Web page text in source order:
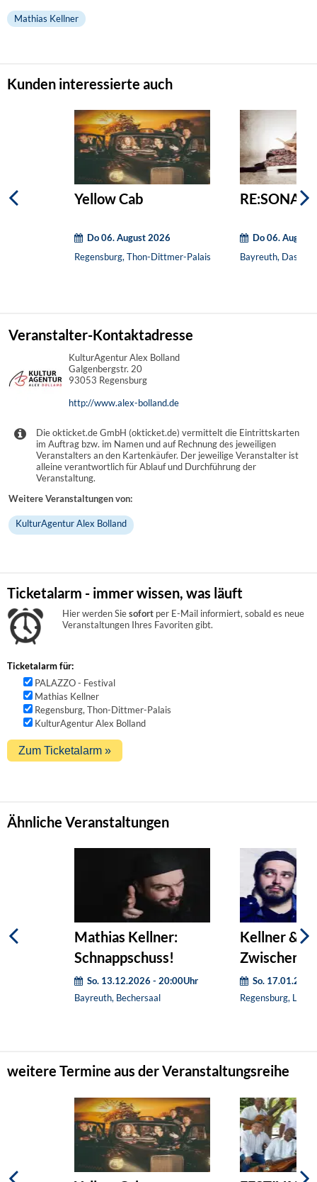
Mathias Kellner
Kunden interessierte auch
Yellow Cab
Do 06. August 2026
Regensburg, Thon-Dittmer-Palais
Do 06. August
Bayreuth, Das
Veranstalter-Kontaktadresse
KulturAgentur Alex Bolland
Galgenbergstr. 20
93053 Regensburg
http://www.alex-bolland.de
Die okticket.de GmbH (okticket.de) vermittelt die Eintrittskarten
im Auftrag bzw. im Namen und auf Rechnung des jeweiligen
Veranstalters an den Kartenkäufer. Der jeweilige Veranstalter ist
alleine verantwortlich für Ablauf und Durchführung der
Veranstaltung.
Weitere Veranstaltungen von:
KulturAgentur Alex Bolland
Ticketalarm - immer wissen, was läuft
Hier werden Siesofort per E-Mail informiert, sobald es neue
Veranstaltungen Ihres Favoriten gibt.
Ticketalarm für:
PALAZZO - Festival
Mathias Kellner
Regensburg, Thon-Dittmer-Palais
KulturAgentur Alex Bolland
Ähnliche Veranstaltungen
Mathias Kellner:
Schnappschuss!
So. 13.12.2026 - 20:00Uhr
Bayreuth, Bechersaal
Kellner &
Zwischen
So.
Regensburg,
weitere Termine aus der Veranstaltungsreihe